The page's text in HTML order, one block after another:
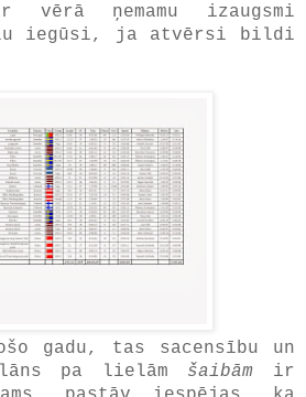
ņemamu izaugsmi
iegūsi, ja atvērsi bildi
gadu, tas sacensību un
pa lielām šaibām ir